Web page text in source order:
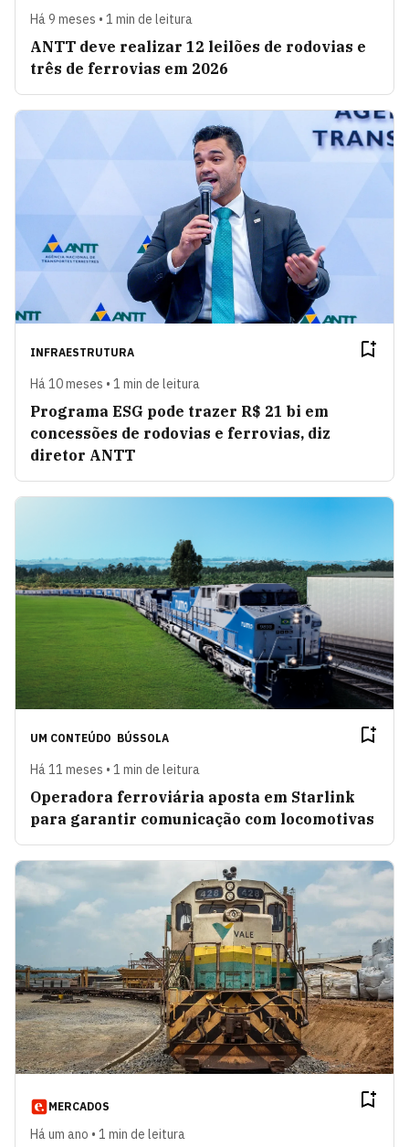
Há 9 meses • 1 min de leitura
ANTT deve realizar 12 leilões de rodovias e
três de ferrovias em 2026
INFRAESTRUTURA
Há 10 meses • 1 min de leitura
Programa ESG pode trazer R$ 21 bi em
concessões de rodovias e ferrovias, diz
diretor ANTT
UM CONTEÚDO BÚSSOLA
Há 11 meses • 1 min de leitura
Operadora ferroviária aposta em Starlink
para garantir comunicação com locomotivas
MERCADOS
Há um ano • 1 min de leitura